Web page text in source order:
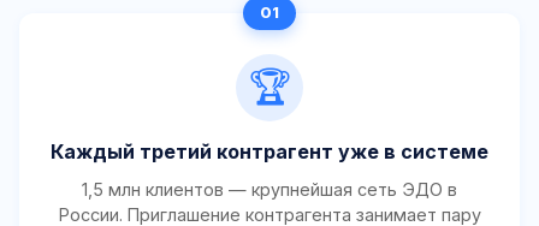
🏆
Каждый третий контрагент уже в системе
1,5 млн клиентов — крупнейшая сеть ЭДО в
России. Приглашение контрагента занимает пару